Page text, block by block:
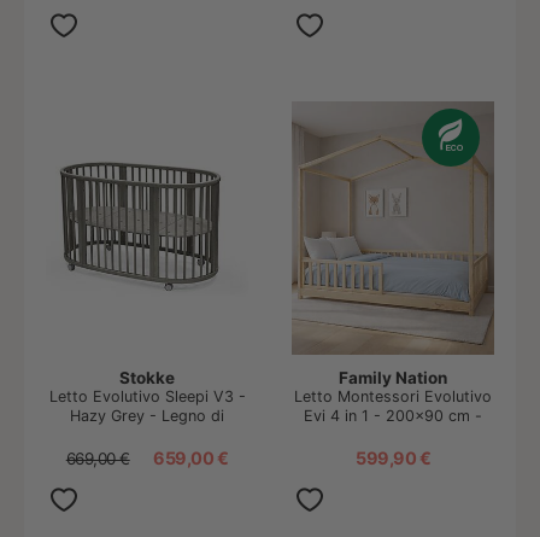
Stokke
Letto Evolutivo Sleepi V3 -
Hazy Grey - Legno di
669,00 € 659,00 €
Family Nation
Letto Montessori Evolutivo
Evi 4 in 1 - 200x90 cm -
Nascita a 99 anni
599,90 €